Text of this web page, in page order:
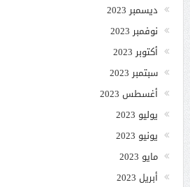
ديسمبر 2023
نوفمبر 2023
أكتوبر 2023
سبتمبر 2023
أغسطس 2023
يوليو 2023
يونيو 2023
مايو 2023
أبريل 2023